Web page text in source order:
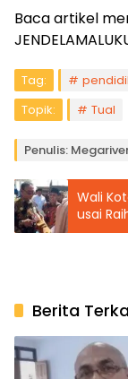
Baca artikel
Tag:
Topik:
Tual
Penulis:
Wali
usai
Berita